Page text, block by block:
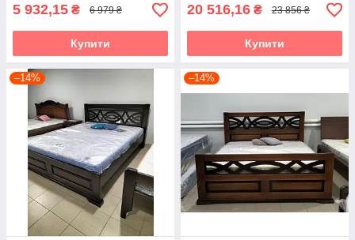
5 932,15 ₴ 6 979 ₴
Купити
20 516,16 ₴ 23 856 ₴
Купити
–14% –14%